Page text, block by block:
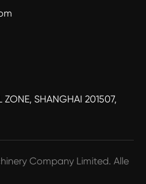
SHANGHAI 201507,
Company Limited. Alle